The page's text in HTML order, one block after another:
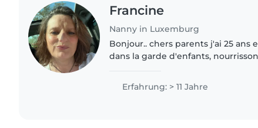
Francine
Nanny in Luxemburg
Bonjour.. chers parents j'ai 25 ans
dans la garde d'enfants,
plus plus..
Erfahrung: > 11 Jahre